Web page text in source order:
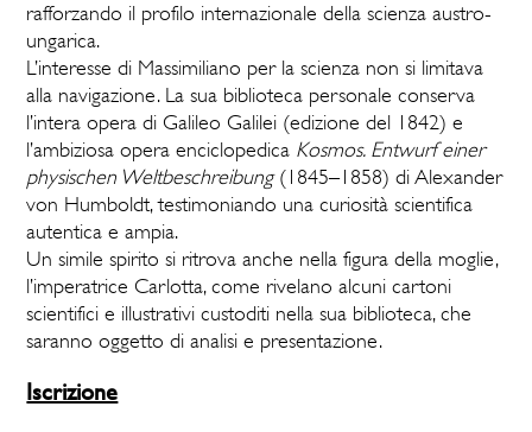
rafforzando il profilo internazionale della scienza austro-
ungarica.
L’interesse di Massimiliano per la scienza non si limitava
alla navigazione. La sua biblioteca personale conserva
l’intera opera di Galileo Galilei (edizione del 1842) e
l’ambiziosa opera enciclopedica Kosmos. Entwurf einer
physischen Weltbeschreibung(1845–1858) di Alexander
von Humboldt, testimoniando una curiosità scientifica
autentica e ampia.
Un simile spirito si ritrova anche nella figura della moglie,
l’imperatrice Carlotta, come rivelano alcuni cartoni
scientifici e illustrativi custoditi nella sua biblioteca, che
saranno oggetto di analisi e presentazione.
Iscrizione